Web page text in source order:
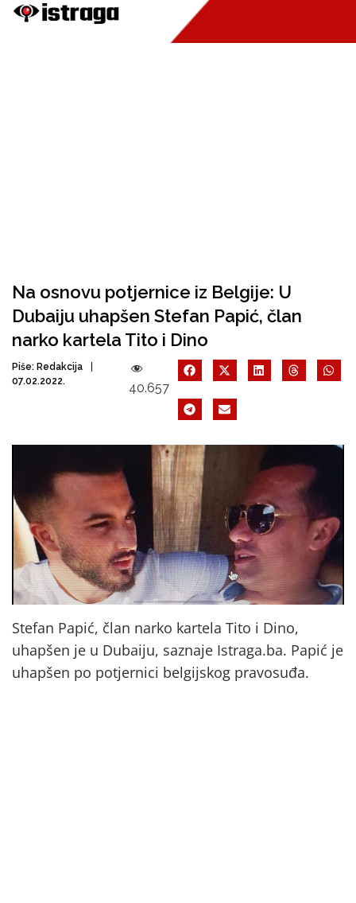
Na osnovu potjernice iz Belgije: U
Dubaiju uhapšen Stefan Papić, član
narko kartela Tito i Dino
Piše: Redakcija
07.02.2022.
40.657
Stefan Papić, član narko kartela Tito i Dino,
uhapšen je u Dubaiju, saznaje Istraga.ba. Papić je
uhapšen po potjernici belgijskog pravosuđa.